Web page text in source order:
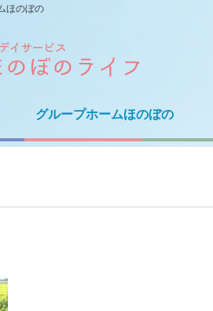
ほのぼの
グループホームほのぼの